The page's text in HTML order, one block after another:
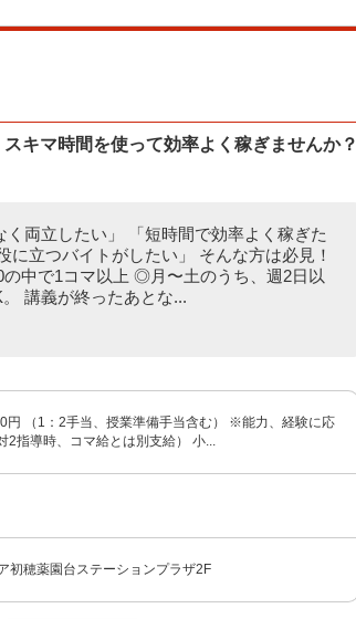
キマ時間を使って効率よく稼ぎませんか？
く両立したい」 「短時間で効率よく稼ぎた
に立つバイトがしたい」 そんな方は必見！
中で1コマ以上 ◎月〜土のうち、週2日以
。 講義が終ったあとな...
円 （1：2手当、授業準備手当含む） ※能力、経験に応
指導時、コマ給とは別支給） 小...
初穂薬園台ステーションプラザ2F